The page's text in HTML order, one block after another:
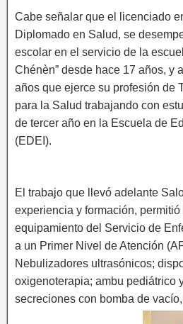
Cabe señalar que el licenciado
Diplomado en Salud, se
escolar en el servicio de la
Chénèn” desde hace 17 años, y
años que ejerce su profesión de
para la Salud trabajando con
de tercer año en la Escuela de
(EDEI).
El trabajo que llevó adelante
experiencia y formación, permitió
equipamiento del Servicio de
a un Primer Nivel de Atención
Nebulizadores ultrasónicos;
oxigenoterapia; ambu pediátrico
secreciones con bomba de